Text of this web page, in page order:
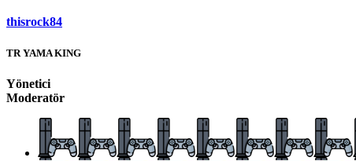
thisrock84
TR YAMA KING
Yönetici
Moderatör